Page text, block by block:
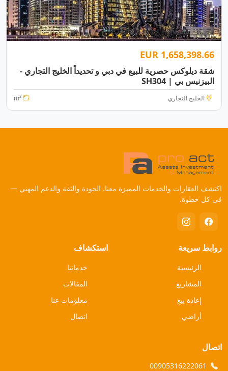
1,658,398.66 EUR
شقة ديلوكس حصرية للبيع في دبي و تحديداً الخليج التجاري -
البيزنيس بي | SH304
الخليج التجاري
اكتشف العقارات والخدمات المميزة معنا. الجودة والثقة والدعم المهني —
في كل خطوة.
روابط سريعة
الرئيسية
المشاريع
إعادة بيع
أراضي
استكشاف
خدماتنا
المقالات
معلومات عنا
اتصال
اتصال
00905316222061